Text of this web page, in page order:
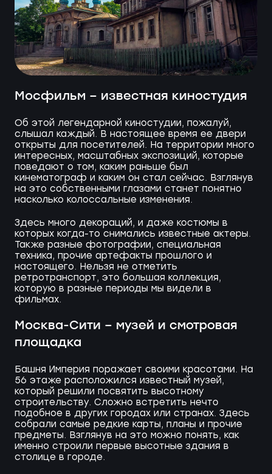
Мосфильм – известная киностудия
Об этой легендарной киностудии, пожалуй,
слышал каждый. В настоящее время ее двери
открыты для посетителей. На территории много
интересных, масштабных экспозиций, которые
поведают о том, каким раньше был
кинематограф и каким он стал сейчас. Взглянув
на это собственными глазами станет понятно
насколько колоссальные изменения.
Здесь много декораций, и даже костюмы в
которых когда-то снимались известные актеры.
Также разные фотографии, специальная
техника, прочие артефакты прошлого и
настоящего. Нельзя не отметить
ретротранспорт, это большая коллекция,
которую в разные периоды мы видели в
фильмах.
Москва-Сити – музей и смотровая
площадка
Башня Империя поражает своими красотами. На
56 этаже расположился известный музей,
который решили посвятить высотному
строительству. Сложно встретить нечто
подобное в других городах или странах. Здесь
собрали самые редкие карты, планы и прочие
предметы. Взглянув на это можно понять, как
именно строили первые высотные здания в
столице в городе.